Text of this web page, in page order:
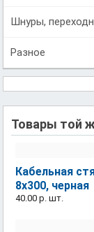
Шнуры,
Разное
Товары той
Кабельная
8x300, черная
40.00 р. шт.